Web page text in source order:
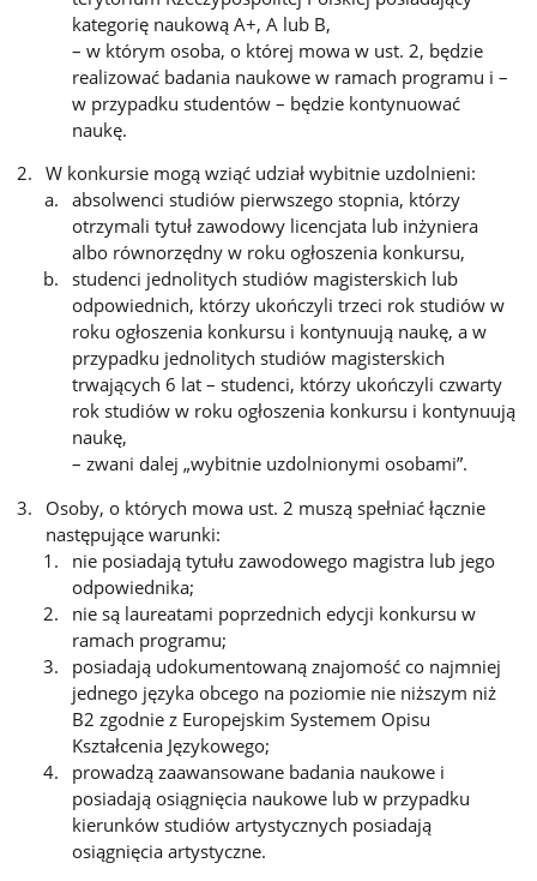
kategorię naukową A+, A lub B,
– w którym osoba, o której mowa w ust. 2, będzie
realizować badania naukowe w ramach programu i –
w przypadku studentów – będzie kontynuować
naukę.
W konkursie mogą wziąć udział wybitnie uzdolnieni:
absolwenci studiów pierwszego stopnia, którzy
otrzymali tytuł zawodowy licencjata lub inżyniera
albo równorzędny w roku ogłoszenia konkursu,
studenci jednolitych studiów magisterskich lub
odpowiednich, którzy ukończyli trzeci rok studiów w
roku ogłoszenia konkursu i kontynuują naukę, a w
przypadku jednolitych studiów magisterskich
trwających 6 lat – studenci, którzy ukończyli czwarty
rok studiów w roku ogłoszenia konkursu i kontynuują
naukę,
– zwani dalej „wybitnie uzdolnionymi osobami”.
Osoby, o których mowa ust. 2 muszą spełniać łącznie
następujące warunki:
nie posiadają tytułu zawodowego magistra lub jego
odpowiednika;
nie są laureatami poprzednich edycji konkursu w
ramach programu;
posiadają udokumentowaną znajomość co najmniej
jednego języka obcego na poziomie nie niższym niż
B2 zgodnie z Europejskim Systemem Opisu
Kształcenia Językowego;
prowadzą zaawansowane badania naukowe i
posiadają osiągnięcia naukowe lub w przypadku
kierunków studiów artystycznych posiadają
osiągnięcia artystyczne.